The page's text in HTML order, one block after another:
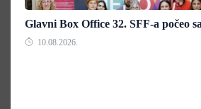
Glavni Box Office 32. SFF-a počeo
10.08.2026.